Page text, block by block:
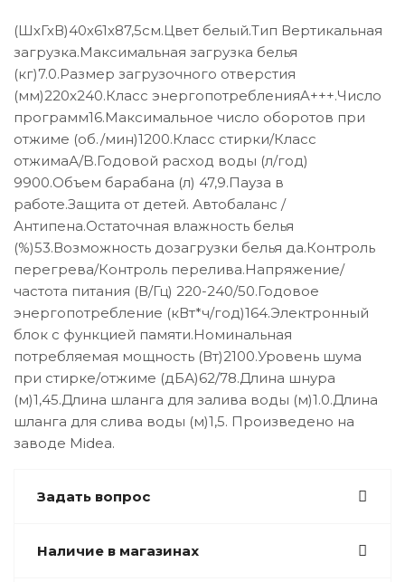
(ШхГхВ)40х61х87,5см.Цвет белый.Тип Вертикальная
загрузка.Максимальная загрузка белья
(кг)7.0.Размер загрузочного отверстия
(мм)220x240.Класс энергопотребленияA+++.Число
программ16.Максимальное число оборотов при
отжиме (об./мин)1200.Класс стирки/Класс
отжимаА/B.Годовой расход воды (л/год)
9900.Объем барабана (л) 47,9.Пауза в
работе.Защита от детей. Автобаланс /
Антипена.Остаточная влажность белья
(%)53.Возможность дозагрузки белья да.Контроль
перегрева/Контроль перелива.Напряжение/
частота питания (В/Гц) 220-240/50.Годовое
энергопотребление (кВт*ч/год)164.Электронный
блок с функцией памяти.Номинальная
потребляемая мощность (Вт)2100.Уровень шума
при стирке/отжиме (дБА)62/78.Длина шнура
(м)1,45.Длина шланга для залива воды (м)1.0.Длина
шланга для слива воды (м)1,5. Произведено на
заводе Midea.
Задать вопрос
Наличие в магазинах